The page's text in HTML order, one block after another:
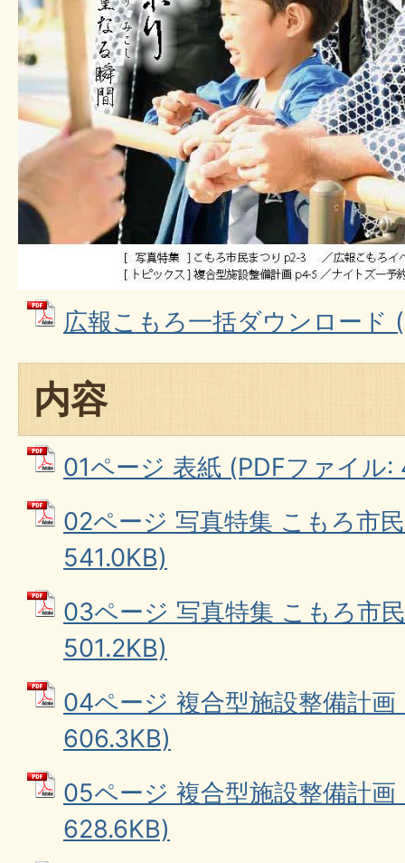
広報こもろ一括ダウンロード
内容
01ページ 表紙 (PDFファイル:
02ページ 写真特集 こもろ市
541.0KB)
03ページ 写真特集 こもろ市
501.2KB)
04ページ 複合型施設整備計
606.3KB)
05ページ 複合型施設整備計
628.6KB)